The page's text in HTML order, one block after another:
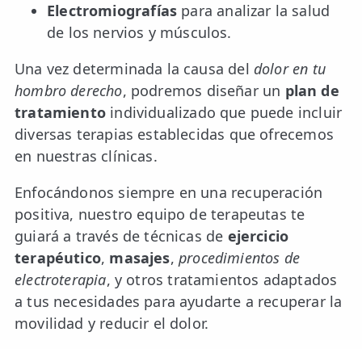
Electromiografías para analizar la salud
de los nervios y músculos.
Una vez determinada la causa del dolor en tu
hombro derecho, podremos diseñar un plan de
tratamientoindividualizado que puede incluir
diversas terapias establecidas que ofrecemos
en nuestras clínicas.
Enfocándonos siempre en una recuperación
positiva, nuestro equipo de terapeutas te
guiará a través de técnicas de ejercicio
terapéutico, masajes, procedimientos de
electroterapia, y otros tratamientos adaptados
a tus necesidades para ayudarte a recuperar la
movilidad y reducir el dolor.